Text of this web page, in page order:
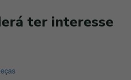
ter interesse